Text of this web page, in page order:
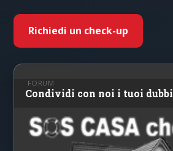
Richiedi un check-up
FORUM
Condividi con noi i tuoi dubbi